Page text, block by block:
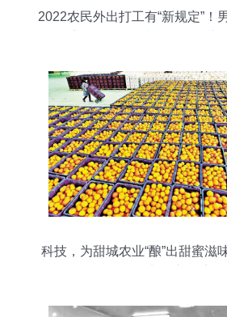
2022农民外出打工有“新规定”！
科技，为甜城农业“酿”出甜蜜